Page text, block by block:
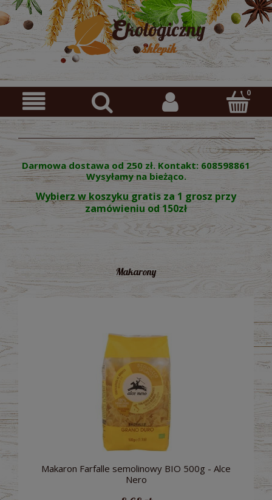
Darmowa dostawa od 250 zł. Kontakt: 608598861
Wysyłamy na bieżąco.
Wybierz w koszyku gratis za 1 grosz przy
zamówieniu od 150zł
Makarony
Makaron Farfalle semolinowy BIO 500g - Alce
Nero